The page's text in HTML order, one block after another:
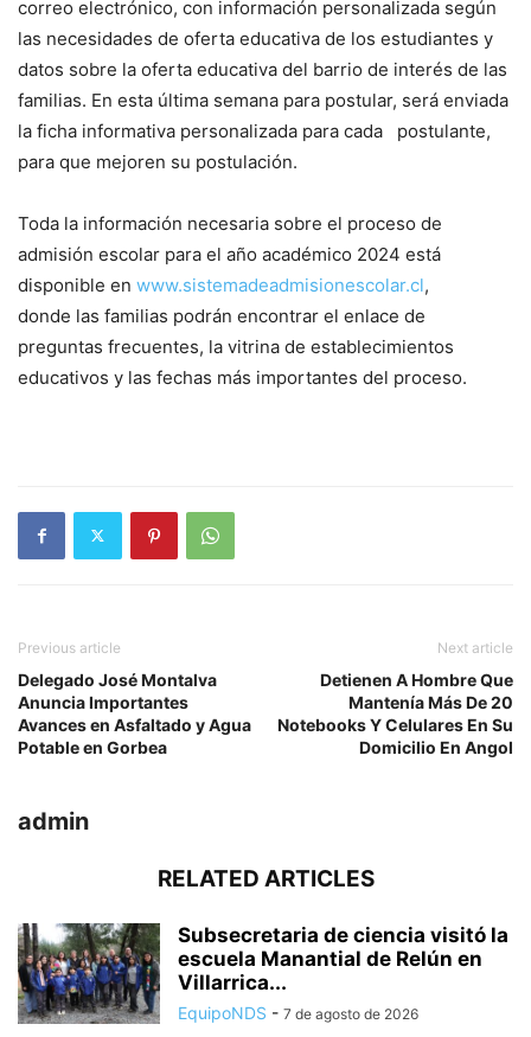
correo electrónico, con información personalizada según
las necesidades de oferta educativa de los estudiantes y
datos sobre la oferta educativa del barrio de interés de las
familias. En esta última semana para postular, será enviada
la ficha informativa personalizada para cada postulante,
para que mejoren su postulación.
Toda la información necesaria sobre el proceso de
admisión escolar para el año académico 2024 está
disponible en www.sistemadeadmisionescolar.cl,
donde las familias podrán encontrar el enlace de
preguntas frecuentes, la vitrina de establecimientos
educativos y las fechas más importantes del proceso.
Previous article
Delegado José Montalva
Anuncia Importantes
Avances en Asfaltado y Agua
Potable en Gorbea
Next article
Detienen A Hombre Que
Mantenía Más De 20
Notebooks Y Celulares En Su
Domicilio En Angol
admin
RELATED ARTICLES
Subsecretaria de ciencia visitó la
escuela Manantial de Relún en
Villarrica...
EquipoNDS - 7 de agosto de 2026